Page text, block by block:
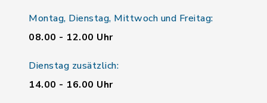
Montag, Dienstag, Mittwoch und Freitag:
08.00 - 12.00 Uhr
Dienstag zusätzlich:
14.00 - 16.00 Uhr